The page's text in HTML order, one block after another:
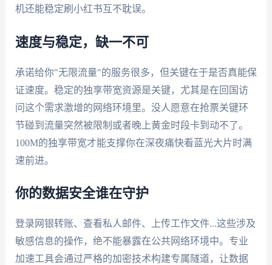
机还能稳定刷小红书互不耽误。
速度与稳定，缺一不可
承诺给你"无限流量"的服务很多，但关键在于是否真能保
证速度。稳定的独享带宽资源是关键，尤其是在回国访
问这个需求激增的网络环境里。没人愿意在抢票关键环
节碰到流量突然被限制或者晚上黄金时段卡到动不了。
100M的独享带宽才能支撑你在深夜痛快看蓝光大片时满
速前进。
你的数据安全谁在守护
登录网银转账、查看私人邮件、上传工作文件...这些涉及
敏感信息的操作，绝不能暴露在公共网络环境中。专业
加速工具会通过严格的加密技术构建专属隧道，让数据